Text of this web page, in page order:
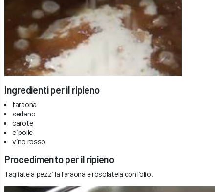
Ingredienti per il ripieno
faraona
sedano
carote
cipolle
vino rosso
Procedimento per il ripieno
Tagliate a pezzi la faraona e rosolatela con l’olio.